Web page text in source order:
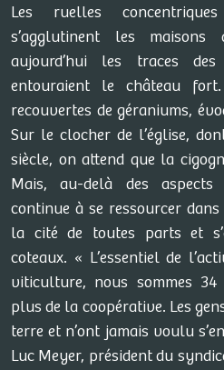
Les ruelles
s’agglutinent les maisons
aujourd’hui les traces
entouraient le château fort.
recouvertes de géraniums,
Sur le clocher de l’église,
siècle, on attend que la
Mais, au-delà des aspects
continue à se ressourcer
la cité de toutes parts et
coteaux. « L’essentiel de
viticulture, nous sommes
plus de la coopérative. Les
terre et n’ont jamais voulu
Luc Meyer, président du